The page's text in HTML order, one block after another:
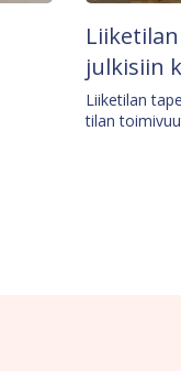
julkisiin
Liiketilan
tilan